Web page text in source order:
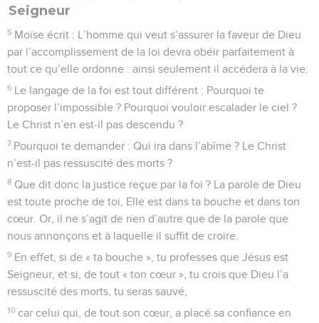
Seigneur
5 Moïse écrit : L’homme qui veut s’assurer la faveur de Dieu
par l’accomplissement de la loi devra obéir parfaitement à
tout ce qu’elle ordonne : ainsi seulement il accédera à la vie.
6 Le langage de la foi est tout différent : Pourquoi te
proposer l’impossible ? Pourquoi vouloir escalader le ciel ?
Le Christ n’en est-il pas descendu ?
7 Pourquoi te demander : Qui ira dans l’abîme ? Le Christ
n’est-il pas ressuscité des morts ?
8 Que dit donc la justice reçue par la foi ? La parole de Dieu
est toute proche de toi, Elle est dans ta bouche et dans ton
cœur. Or, il ne s’agit de rien d’autre que de la parole que
nous annonçons et à laquelle il suffit de croire.
9 En effet, si de « ta bouche », tu professes que Jésus est
Seigneur, et si, de tout « ton cœur », tu crois que Dieu l’a
ressuscité des morts, tu seras sauvé,
10 car celui qui, de tout son cœur, a placé sa confiance en